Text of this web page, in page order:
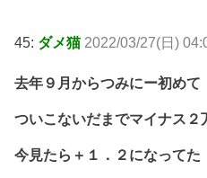
45: ダメ猫 2022/03/27(日)
去年９月からつみにー初めて
ついこないだまでマイナス２
今見たら＋１．２になってた